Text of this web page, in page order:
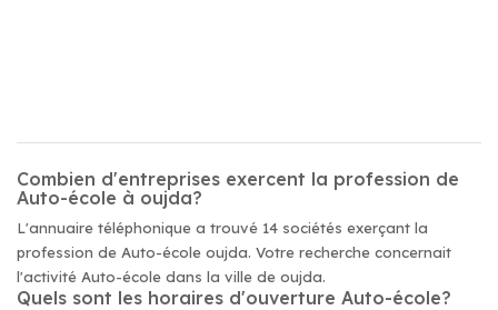
Combien d'entreprises exercent la profession de
Auto-école à oujda?
L'annuaire téléphonique a trouvé 14 sociétés exerçant la
profession de Auto-école oujda. Votre recherche concernait
l'activité Auto-école dans la ville de oujda.
Quels sont les horaires d'ouverture Auto-école?